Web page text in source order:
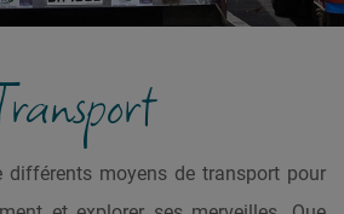
différents moyens de transport pour